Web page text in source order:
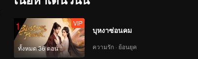
THI-O | Focus Cam ส
เตจแรก CHUANG ASIA
1
ทั้งหมด 36 ตอน
VIP
บุหงาซ่อนคม
ความรัก · ย้อนยุค